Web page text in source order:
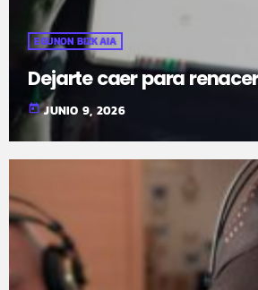
EGUNON BIZKAIA
Dejarte caer para renacer
today JUNIO 9, 2026